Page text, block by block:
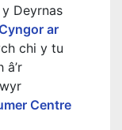
Deyrnas
Cyngor ar
chi y tu
â’r
Centre